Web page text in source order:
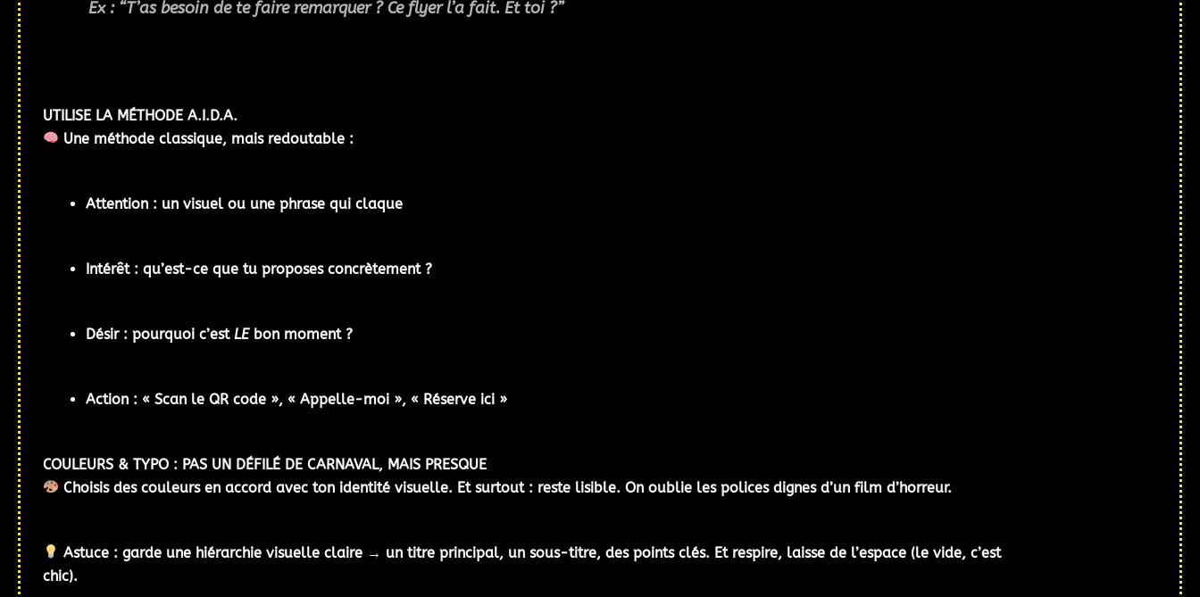
Ex : “T’as besoin de te faire remarquer ? Ce flyer l’a fait. Et toi ?”
UTILISE LA MÉTHODE A.I.D.A.
Une méthode classique, mais redoutable :
Attention : un visuel ou une phrase qui claque
Intérêt : qu’est-ce que tu proposes concrètement ?
Désir : pourquoi c’est LEbon moment ?
Action : « Scan le QR code », « Appelle-moi », « Réserve ici »
COULEURS & TYPO : PAS UN DÉFILÉ DE CARNAVAL, MAIS PRESQUE
Choisis descouleurs en accord avec ton identité visuelle. Et surtout : reste lisible. On oublie les polices dignes d’un film d’horreur.
Astuce : garde une hiérarchie visuelle claire → un titre principal, un sous-titre, des points clés. Et respire, laisse de l’espace (le vide, c’est
chic).